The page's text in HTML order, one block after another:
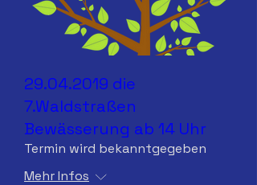
29.04.2019 die
7.Waldstraßen
Bewässerung ab 14 Uhr
Termin wird bekanntgegeben
Mehr Infos